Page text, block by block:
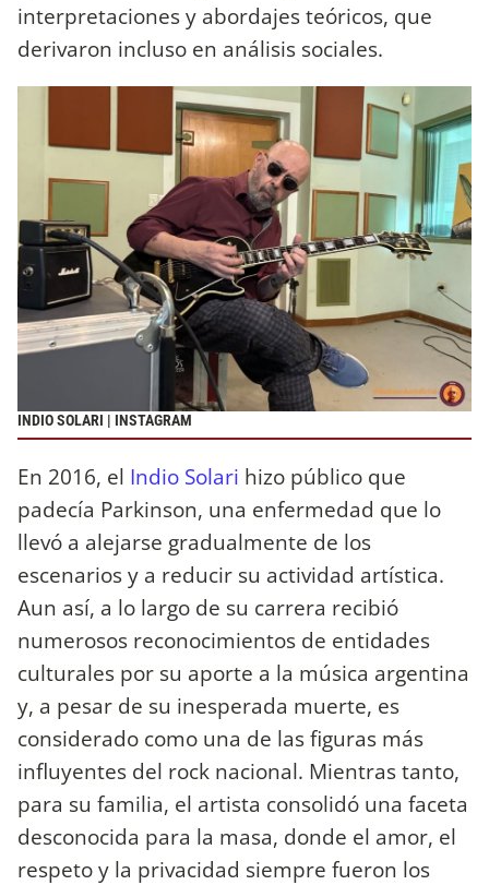
interpretaciones y abordajes teóricos, que
derivaron incluso en análisis sociales.
INDIO SOLARI | INSTAGRAM
En 2016, el Indio Solari hizo público que
padecía Parkinson, una enfermedad que lo
llevó a alejarse gradualmente de los
escenarios y a reducir su actividad artística.
Aun así, a lo largo de su carrera recibió
numerosos reconocimientos de entidades
culturales por su aporte a la música argentina
y, a pesar de su inesperada muerte, es
considerado como una de las figuras más
influyentes del rock nacional. Mientras tanto,
para su familia, el artista consolidó una faceta
desconocida para la masa, donde el amor, el
respeto y la privacidad siempre fueron los